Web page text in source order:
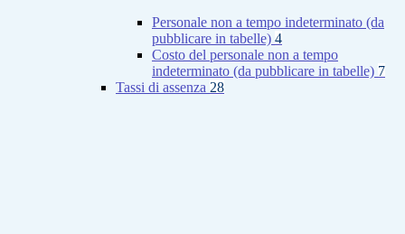
Personale non a tempo indeterminato (da
pubblicare in tabelle) 4
Costo del personale non a tempo
indeterminato (da pubblicare in tabelle) 7
Tassi di assenza 28